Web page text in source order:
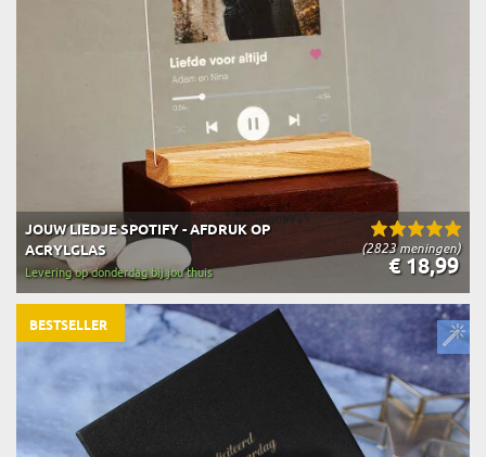
(2823 meningen)
JOUW LIEDJE SPOTIFY - AFDRUK OP
ACRYLGLAS
€ 18,99
Levering op donderdag bij jou thuis
BESTSELLER